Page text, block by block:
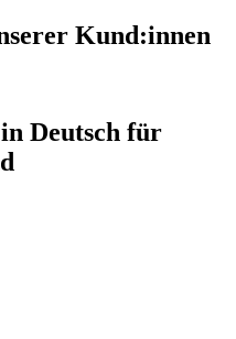
Kund:innen
Deutsch für